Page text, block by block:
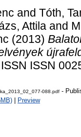
and Tóth,
Attila and
(2013)
ISSN
088.pdf -
Preview